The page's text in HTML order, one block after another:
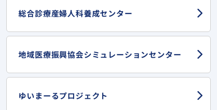
総合診療産婦人科養成センター
地域医療振興協会シミュレーションセンター
ゆいまーるプロジェクト